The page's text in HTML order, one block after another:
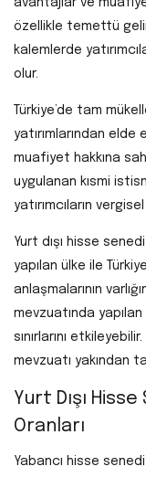
özellikle temettü
kalemlerde
olur.
Türkiye’de tam
yatırımlarından
muafiyet hakkına
uygulanan kısmi
yatırımcıların
Yurt dışı hisse
yapılan ülke ile
anlaşmalarının
mevzuatında
sınırlarını
mevzuatı yakından
Yurt Dışı
Oranları
Yabancı hisse